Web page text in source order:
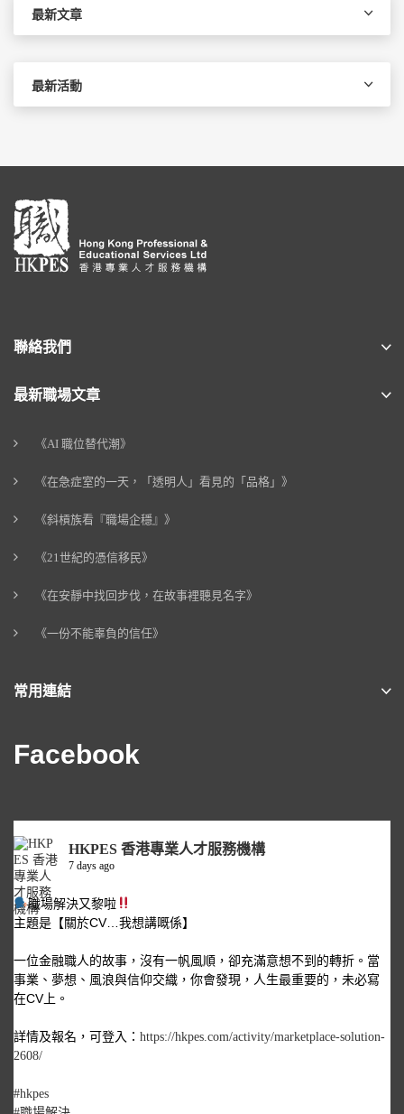
最新文章
最新活動
聯絡我們
最新職場文章
《AI 職位替代潮》
《在急症室的一天，「透明人」看見的「品格」》
《斜槓族看『職場企穩』》
《21世紀的憑信移民》
《在安靜中找回步伐，在故事裡聽見名字》
《一份不能辜負的信任》
常用連結
Facebook
HKPES 香港專業人才服務機構
7 days ago
職場解決又黎啦
主題是【關於CV…我想講嘅係】
一位金融職人的故事，沒有一帆風順，卻充滿意想不到的轉折。當
事業、夢想、風浪與信仰交織，你會發現，人生最重要的，未必寫
在CV上。
詳情及報名，可登入： https://hkpes.com/activity/marketplace-solution-
2608/
#hkpes